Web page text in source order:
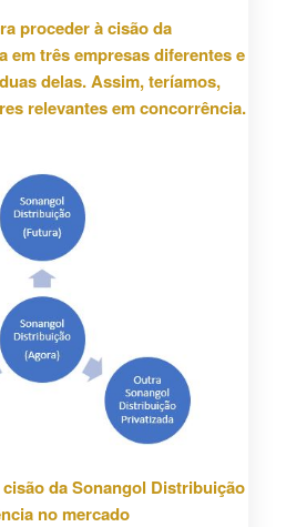
proceder à cisão da
em três empresas diferentes e
delas. Assim, teríamos,
relevantes em concorrência.
cisão da Sonangol Distribuição
no mercado